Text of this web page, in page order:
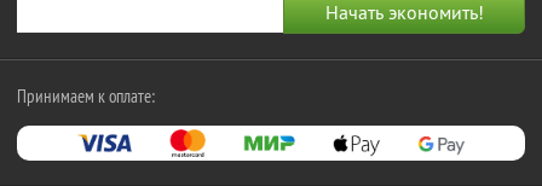
Принимаем к оплате: